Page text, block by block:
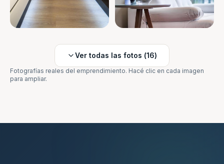
Ver todas las fotos (16)
Fotografías reales del emprendimiento. Hacé clic en cada imagen
para ampliar.